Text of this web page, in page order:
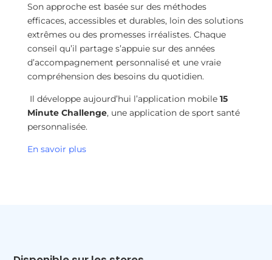
Son approche est basée sur des méthodes
efficaces, accessibles et durables, loin des solutions
extrêmes ou des promesses irréalistes. Chaque
conseil qu’il partage s’appuie sur des années
d’accompagnement personnalisé et une vraie
compréhension des besoins du quotidien.
Il développe aujourd’hui l’application mobile 15
Minute Challenge, une application de sport santé
personnalisée.
En savoir plus